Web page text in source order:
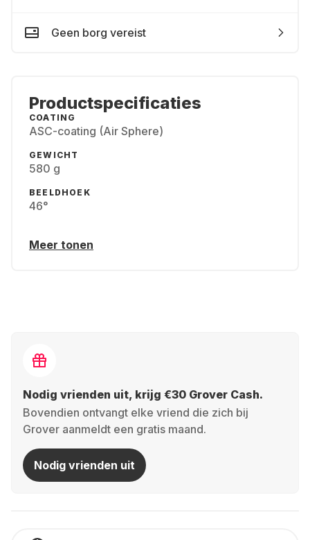
Geen borg vereist
Productspecificaties
COATING
ASC-coating (Air Sphere)
GEWICHT
580 g
BEELDHOEK
46°
Meer tonen
Nodig vrienden uit, krijg €30 Grover Cash.
Bovendien ontvangt elke vriend die zich bij
Grover aanmeldt een gratis maand.
Nodig vrienden uit